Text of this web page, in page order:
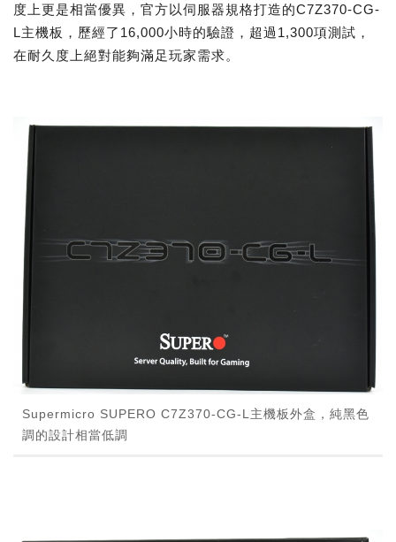
度上更是相當優異，官方以伺服器規格打造的C7Z370-CG-
L主機板，歷經了16,000小時的驗證，超過1,300項測試，
在耐久度上絕對能夠滿足玩家需求。
Supermicro SUPERO C7Z370-CG-L主機板外盒，純黑色
調的設計相當低調